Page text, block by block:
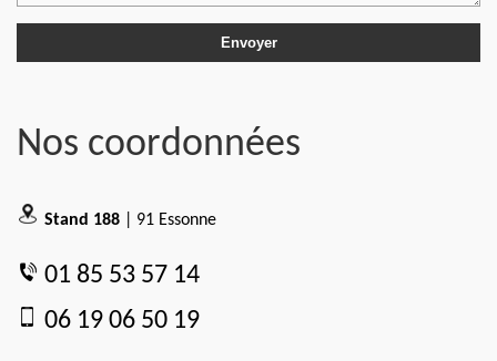
Nos coordonnées
Stand 188 | 91 Essonne
01 85 53 57 14
06 19 06 50 19